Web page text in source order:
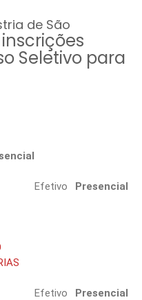
de São
Seletivo para
Efetivo Presencial
Efetivo Presencial